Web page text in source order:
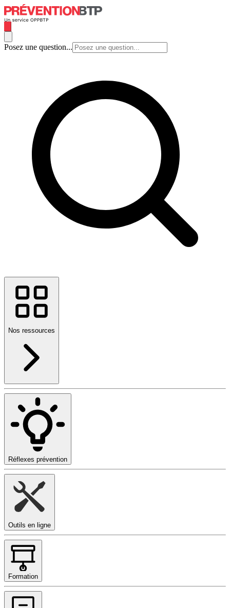
Posez une question...
Nos ressources
Réflexes prévention
Outils en ligne
Formation